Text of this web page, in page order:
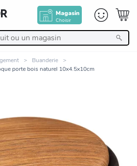
Magasin
Choisir
Buanderie
porte bois naturel 10x4.5x10cm